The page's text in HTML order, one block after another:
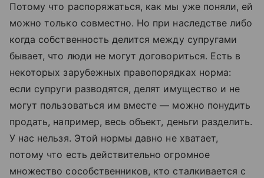
Потому что распоряжаться, как мы уже поняли, ей
можно только совместно. Но при наследстве либо
когда собственность делится между супругами
бывает, что люди не могут договориться. Есть в
некоторых зарубежных правопорядках норма:
если супруги разводятся, делят имущество и не
могут пользоваться им вместе — можно понудить
продать, например, весь объект, деньги разделить.
У нас нельзя. Этой нормы давно не хватает,
потому что есть действительно огромное
множество сособственников, кто сталкивается с